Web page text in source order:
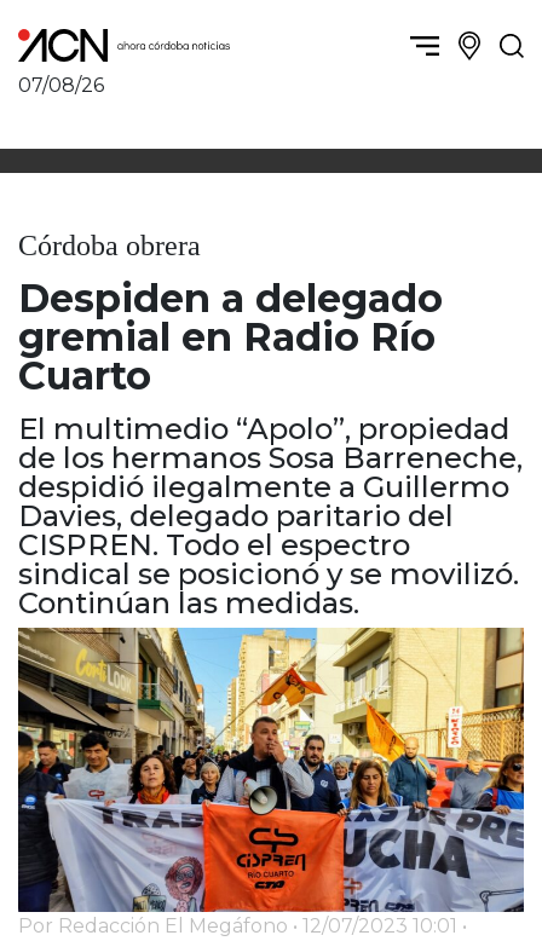
07/08/26
Política y Economía
Córdoba obrera
Córdoba, la Docta
Deportes
Córdoba diverse
Internacionales
Humor
Córdoba, la ciudad
Villa María y zona
San Francisco y zona
Traslasierra
Punilla / Carlos Paz
Marcos Juárez
Río Primero
Valle de Calamuchita
Jesús María y norte
Cruz del Eje
Corredor de Ansenuza
La Carlota y zona
Laboulaye y sur
Bell Ville
Río Tercero
Despeñaderos
Córdoba obrera
Despiden a delegado
gremial en Radio Río
Cuarto
El multimedio “Apolo”, propiedad
de los hermanos Sosa Barreneche,
despidió ilegalmente a Guillermo
Davies, delegado paritario del
CISPREN. Todo el espectro
sindical se posicionó y se movilizó.
Continúan las medidas.
Por Redacción El Megáfono • 12/07/2023 10:01 •